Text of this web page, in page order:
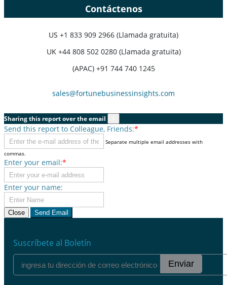
Contáctenos
US +1 833 909 2966 (Llamada gratuita)
UK +44 808 502 0280 (Llamada gratuita)
(APAC) +91 744 740 1245
sales@fortunebusinessinsights.com
Sharing this report over the email
Send this report to Colleague, Friends:*
Separate multiple email addresses with
commas.
Enter your email:*
Enter your name:
Close Send Email
Suscríbete al Boletín
Enviar